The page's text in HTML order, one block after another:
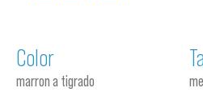
Color
marron a tigrado